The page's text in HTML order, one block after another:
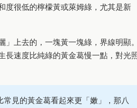
度很低的檸檬黃或萊姆綠，尤其是新
」上去的，一塊黃一塊綠，界線明顯
長速度比純綠的黃金葛慢一點，對光
見的黃金葛看起來更「嫩」，那八